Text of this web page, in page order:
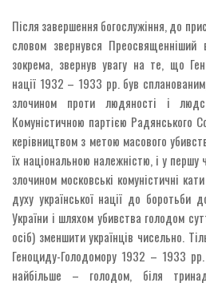
Після завершення богослужіння, до
словом звернувся
зокрема, звернув увагу на те, що
нації 1932 – 1933 рр. був
злочином проти людяності і
Комуністичною партією Радянського
керівництвом з метою масового
їх національною належністю, і у першу
злочином московські комуністичні
духу української нації до боротьби
України і шляхом убивства голодом
осіб) зменшити українців чисельно.
Геноциду-Голодомору 1932 – 1933 рр.
найбільше – голодом, біля